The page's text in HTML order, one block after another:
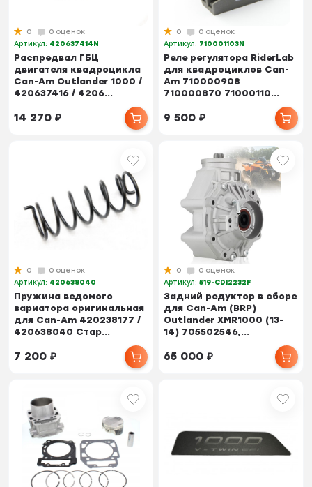
0
0 оценок
Артикул: 420637414N
Распредвал ГБЦ
двигателя квадроцикла
Can-Am Outlander 1000 /
420637416 / 4206...
14 270₽
0
0 оценок
Артикул: 710001103N
Реле регулятора RiderLab
для квадроциклов Can-
Am 710000908
710000870 71000110...
9 500₽
0
0 оценок
Артикул: 420638040
Пружина ведомого
вариатора оригинальная
для Can-Am 420238177 /
420638040 Стар...
7 200₽
0
0 оценок
Артикул:519-CDI2232F
Задний редуктор в сборе
для Can-Am (BRP)
Outlander XMR1000 (13-
14) 705502546,...
65 000₽